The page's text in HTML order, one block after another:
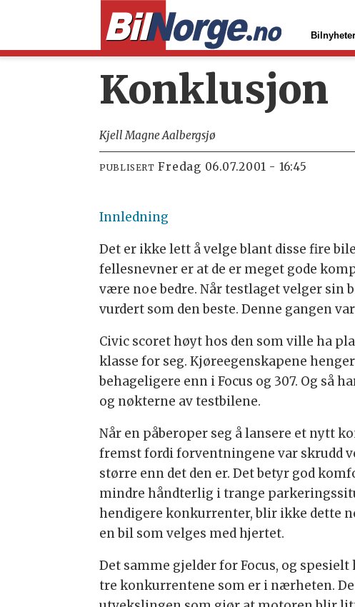
Bilnyheter
Konklusjon
Kjell Magne Aalbergsjø
PUBLISERT fredag 06.07.2001 - 16:45
Innledning
Det er ikke lett å velge blant disse fire
fellesnevner er at de er meget gode
være noe bedre. Når testlaget velger sin
vurdert som den beste. Denne gangen
Civic scoret høyt hos den som ville ha
klasse for seg. Kjøreegenskapene
behageligere enn i Focus og 307. Og så
og nøkterne av testbilene.
Når en påberoper seg å lansere et nytt
fremst fordi forventningene var skrudd
større enn det den er. Det betyr god
mindre håndterlig i trange
hendigere konkurrenter, blir ikke dette
en bil som velges med hjertet.
Det samme gjelder for Focus, og
tre konkurrentene som er i nærheten.